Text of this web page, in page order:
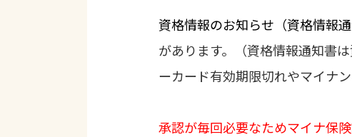
資格情報のお知らせ（資格情報
があります。（資格情報通知書
ーカード有効期限切れやマイナ
承認が毎回必要なためマイナ保